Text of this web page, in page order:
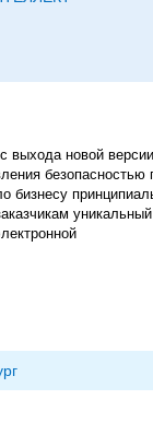
выхода новой
безопасностью
бизнесу